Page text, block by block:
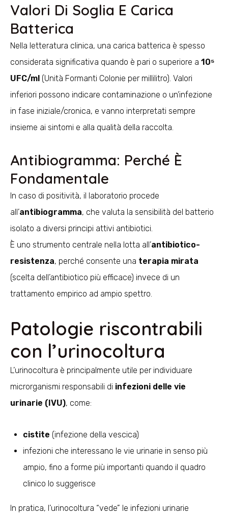
Valori Di Soglia E Carica
Batterica
Nella letteratura clinica, una carica batterica è spesso
considerata significativa quando è pari o superiore a 10⁵
UFC/ml (Unità Formanti Colonie per millilitro). Valori
inferiori possono indicare contaminazione o un’infezione
in fase iniziale/cronica, e vanno interpretati sempre
insieme ai sintomi e alla qualità della raccolta.
Antibiogramma: Perché È
Fondamentale
In caso di positività, il laboratorio procede
all’antibiogramma, che valuta la sensibilità del batterio
isolato a diversi principi attivi antibiotici.
È uno strumento centrale nella lotta all’antibiotico-
resistenza, perché consente una terapia mirata
(scelta dell’antibiotico più efficace) invece di un
trattamento empirico ad ampio spettro.
Patologie riscontrabili
con l’urinocoltura
L’urinocoltura è principalmente utile per individuare
microrganismi responsabili di infezioni delle vie
urinarie (IVU), come:
cistite (infezione della vescica)
infezioni che interessano le vie urinarie in senso più
ampio, fino a forme più importanti quando il quadro
clinico lo suggerisce
In pratica, l’urinocoltura “vede” le infezioni urinarie